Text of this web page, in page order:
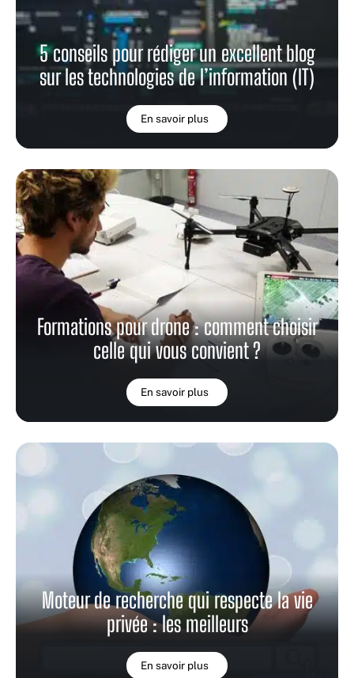
5 conseils pour rédiger un excellent blog
sur les technologies de l’information (IT)
En savoir plus
Formations pour drone : comment choisir
celle qui vous convient ?
En savoir plus
Moteur de recherche qui respecte la vie
privée : les meilleurs
En savoir plus